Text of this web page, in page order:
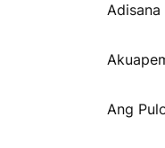
Ang